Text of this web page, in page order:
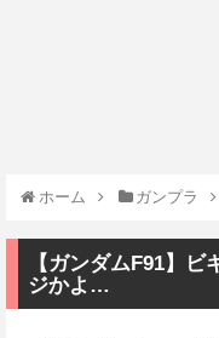
ホーム ガンプラ
【ガンダムF91】
ジかよ…